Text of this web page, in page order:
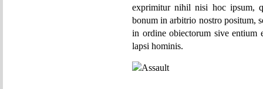
exprimitur nihil nisi hoc ipsum,
bonum in arbitrio nostro positum,
in ordine obiectorum sive entium
lapsi hominis.